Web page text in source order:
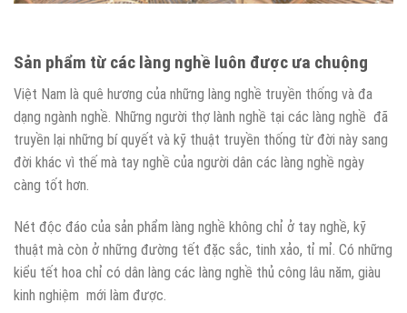
Sản phẩm từ các làng nghề luôn được ưa chuộng
Việt Nam là quê hương của những làng nghề truyền thống và đa
dạng ngành nghề. Những người thợ lành nghề tại các làng nghề đã
truyền lại những bí quyết và kỹ thuật truyền thống từ đời này sang
đời khác vì thế mà tay nghề của người dân các làng nghề ngày
càng tốt hơn.
Nét độc đáo của sản phẩm làng nghề không chỉ ở tay nghề, kỹ
thuật mà còn ở những đường tết đặc sắc, tinh xảo, tỉ mỉ. Có những
kiểu tết hoa chỉ có dân làng các làng nghề thủ công lâu năm, giàu
kinh nghiệm mới làm được.